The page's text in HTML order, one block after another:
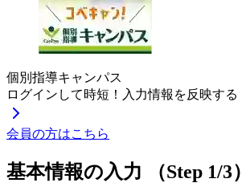
個別指導キャンパス
ログインして時短！入力情報を反映する
会員の方はこちら
基本情報の入力 （Step 1/3）